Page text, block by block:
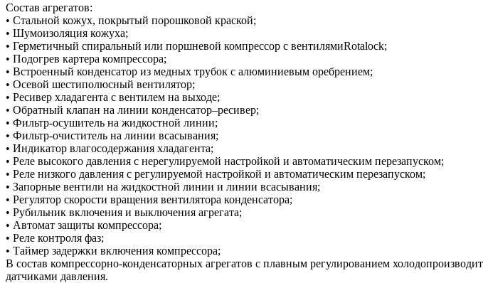
Состав агрегатов:
• Стальной кожух, покрытый порошковой краской;
• Шумоизоляция кожуха;
• Герметичный спиральный или поршневой компрессор с вентилямиRotalock;
• Подогрев картера компрессора;
• Встроенный конденсатор из медных трубок с алюминиевым оребрением;
• Осевой шестиполюсный вентилятор;
• Ресивер хладагента с вентилем на выходе;
• Обратный клапан на линии конденсатор–ресивер;
• Фильтр-осушитель на жидкостной линии;
• Фильтр-очиститель на линии всасывания;
• Индикатор влагосодержания хладагента;
• Реле высокого давления с нерегулируемой настройкой и автоматическим перезапуском;
• Реле низкого давления с регулируемой настройкой и автоматическим перезапуском;
• Запорные вентили на жидкостной линии и линии всасывания;
• Регулятор скорости вращения вентилятора конденсатора;
• Рубильник включения и выключения агрегата;
• Автомат защиты компрессора;
• Реле контроля фаз;
• Таймер задержки включения компрессора;
В состав компрессорно-конденсаторных агрегатов с плавным регулированием
датчиками давления.